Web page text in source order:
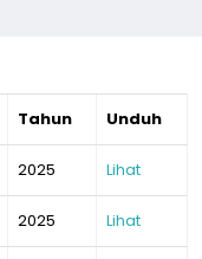
Tahun Unduh
2025 Lihat
2025 Lihat